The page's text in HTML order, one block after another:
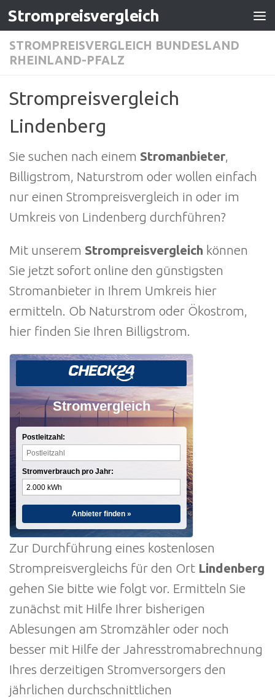
Zum Inhalt springen
Strompreisvergleich
STROMPREISVERGLEICH BUNDESLAND
RHEINLAND-PFALZ
Strompreisvergleich
Lindenberg
Sie suchen nach einem Stromanbieter,
Billigstrom, Naturstrom oder wollen einfach
nur einen Strompreisvergleich in oder im
Umkreis von Lindenberg durchführen?
Mit unserem Strompreisvergleich können
Sie jetzt sofort online den günstigsten
Stromanbieter in Ihrem Umkreis hier
ermitteln. Ob Naturstrom oder Ökostrom,
hier finden Sie Ihren Billigstrom.
Stromvergleich
Postleitzahl:
Stromverbrauch pro Jahr:
Anbieter finden »
Zur Durchführung eines kostenlosen
Strompreisvergleichs für den Ort Lindenberg
gehen Sie bitte wie folgt vor. Ermitteln Sie
zunächst mit Hilfe Ihrer bisherigen
Ablesungen am Stromzähler oder noch
besser mit Hilfe der Jahresstromabrechnung
Ihres derzeitigen Stromversorgers den
jährlichen durchschnittlichen